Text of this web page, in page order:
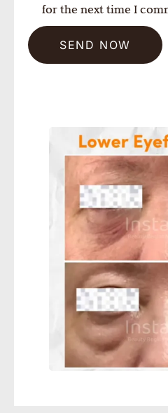
for the next time I
SEND NOW